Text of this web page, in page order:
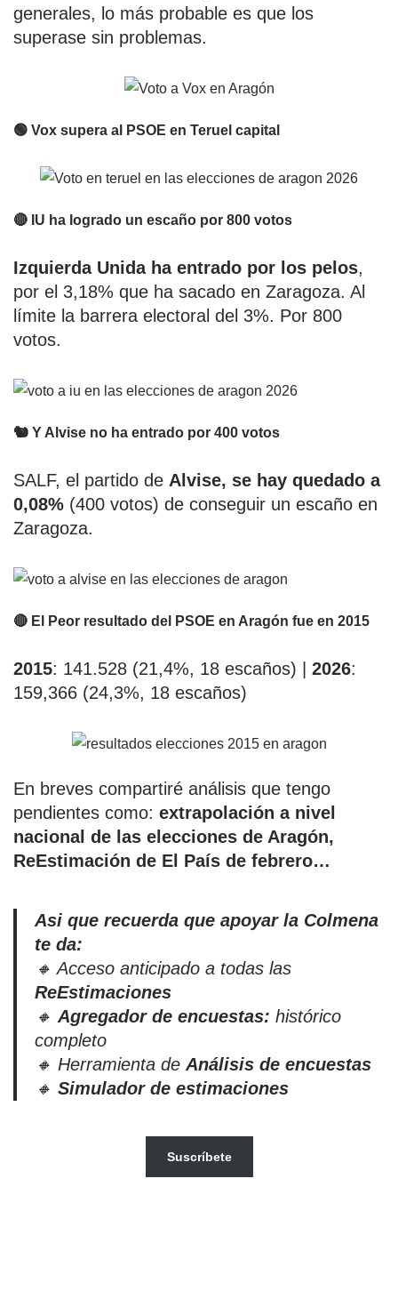
generales, lo más probable es que los
superase sin problemas.
🟢 Vox supera al PSOE en Teruel capital
🔴 IU ha logrado un escaño por 800 votos
Izquierda Unida ha entrado por los pelos,
por el 3,18% que ha sacado en Zaragoza. Al
límite la barrera electoral del 3%. Por 800
votos.
🐿️ Y Alvise no ha entrado por 400 votos
SALF, el partido de Alvise, se hay quedado a
0,08% (400 votos) de conseguir un escaño en
Zaragoza.
🔴 El Peor resultado del PSOE en Aragón fue en 2015
2015: 141.528 (21,4%, 18 escaños) | 2026:
159,366 (24,3%, 18 escaños)
En breves compartiré análisis que tengo
pendientes como: extrapolación a nivel
nacional de las elecciones de Aragón,
ReEstimación de El País de febrero…
Asi que recuerda que apoyar la Colmena
te da:
🔸 Acceso anticipado a todas las
ReEstimaciones
🔸 Agregador de encuestas: histórico
completo
🔸 Herramienta de Análisis de encuestas
🔸 Simulador de estimaciones
Suscríbete